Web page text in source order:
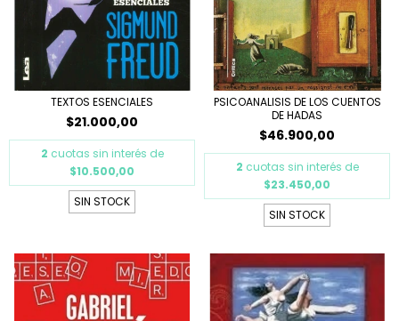
TEXTOS ESENCIALES
$21.000,00
2 cuotas sin interés de
$10.500,00
SIN STOCK
PSICOANALISIS DE LOS CUENTOS
DE HADAS
$46.900,00
2 cuotas sin interés de
$23.450,00
SIN STOCK